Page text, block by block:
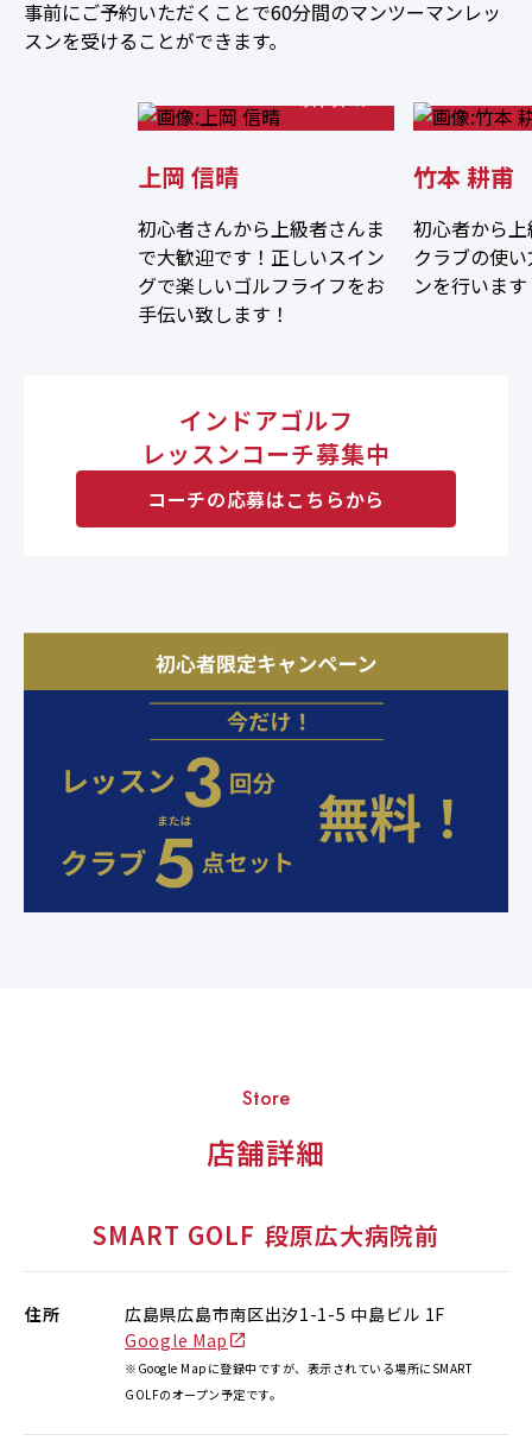
事前にご予約いただくことで60分間のマンツーマンレッ
スンを受けることができます。
ベストスコア
上岡 信晴
初心者さんから上級者さんま
で大歓迎です！正しいスイン
グで楽しいゴルフライフをお
手伝い致します！
竹本 耕甫
初心者から
クラブの使
ンを行いま
インドアゴルフ
レッスンコーチ募集中
コーチの応募はこちらから
Store
店舗詳細
SMART GOLF 段原広大病院前
住所
広島県広島市南区出汐1-1-5 中島ビル 1F
Google Map
※Google Mapに登録中ですが、表示されている場所にSMART
GOLFのオープン予定です。